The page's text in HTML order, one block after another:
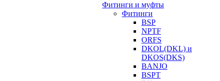
Фитинги и муфты
Фитинги
BSP
NPTF
ORFS
DKOL(DKL) и
DKOS(DKS)
BANJO
BSPT